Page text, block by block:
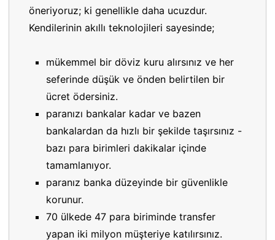
öneriyoruz; ki genellikle daha ucuzdur.
Kendilerinin akıllı teknolojileri sayesinde;
mükemmel bir döviz kuru alırsınız ve her
seferinde düşük ve önden belirtilen bir
ücret ödersiniz.
paranızı bankalar kadar ve bazen
bankalardan da hızlı bir şekilde taşırsınız -
bazı para birimleri dakikalar içinde
tamamlanıyor.
paranız banka düzeyinde bir güvenlikle
korunur.
70 ülkede 47 para biriminde transfer
yapan iki milyon müşteriye katılırsınız.